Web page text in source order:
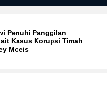
Penuhi Panggilan
Kasus Korupsi Timah
Moeis